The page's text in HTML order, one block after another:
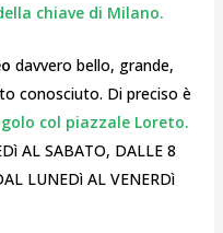
chiave di Milano.
davvero bello, grande,
conosciuto. Di preciso è
col piazzale Loreto.
AL SABATO, DALLE 8
LUNEDì AL VENERDì